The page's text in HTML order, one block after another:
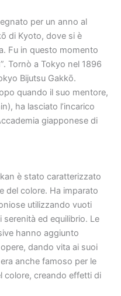
per un anno al
di Kyoto, dove si è
Fu in questo momento
Tornò a Tokyo nel 1896
Bijutsu Gakkō.
quando il suo mentore,
ha lasciato l’incarico
giapponese di
è stato caratterizzato
del colore. Ha imparato
utilizzando vuoti
ed equilibrio. Le
hanno aggiunto
dando vita ai suoi
anche famoso per le
colore, creando effetti di